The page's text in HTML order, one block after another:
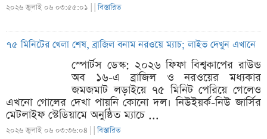
২০২৬ জুলাই ০৬ ০৩:৫৫:০১ | |বিস্তারিত
৭৫ মিনিটের খেলা শেষ, ব্রাজিল বনাম নরওয়ে ম্যাচ; লাইভ দেখুন এখানে
স্পোর্টস ডেস্ক: ২০২৬ ফিফা বিশ্বকাপের রাউন্ড
অব ১৬-এ ব্রাজিল ও নরওয়ের মধ্যকার
জমজমাট লড়াইয়ে ৭৫ মিনিট পেরিয়ে গেলেও
এখনো গোলের দেখা পায়নি কোনো দল। নিউইয়র্ক-নিউ জার্সির
মেটলাইফ স্টেডিয়ামে অনুষ্ঠিত ম্যাচে ...
২০২৬ জুলাই ০৬ ০৩:৩৬:০৪ | |বিস্তারিত